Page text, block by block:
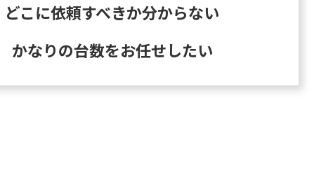
どこに依頼すべきか分からない
かなりの台数をお任せしたい